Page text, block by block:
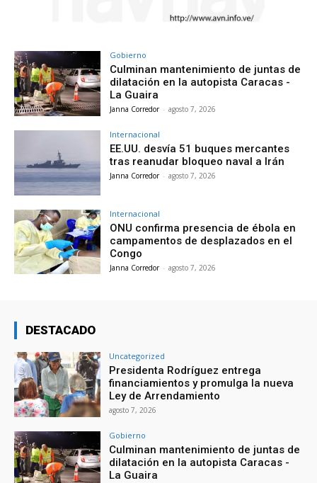
Gobierno
Culminan mantenimiento de juntas de
dilatación en la autopista Caracas -
La Guaira
Janna Corredor - agosto 7, 2026
Internacional
EE.UU. desvía 51 buques mercantes
tras reanudar bloqueo naval a Irán
Janna Corredor - agosto 7, 2026
Internacional
ONU confirma presencia de ébola en
campamentos de desplazados en el
Congo
Janna Corredor - agosto 7, 2026
DESTACADO
Uncategorized
Presidenta Rodríguez entrega
financiamientos y promulga la nueva
Ley de Arrendamiento
agosto 7, 2026
Gobierno
Culminan mantenimiento de juntas de
dilatación en la autopista Caracas -
La Guaira